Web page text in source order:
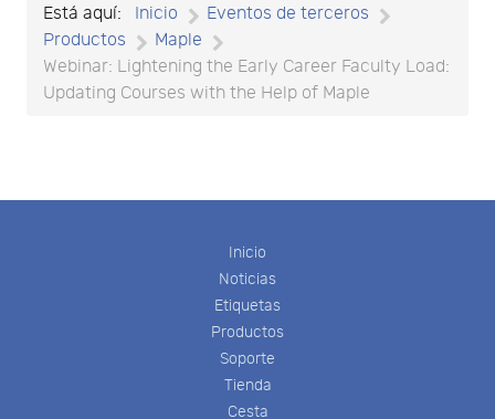
Está aquí: Inicio
Eventos de terceros
Productos
Maple
Webinar: Lightening the Early Career Faculty Load:
Updating Courses with the Help of Maple
Inicio
Noticias
Etiquetas
Productos
Soporte
Tienda
Cesta